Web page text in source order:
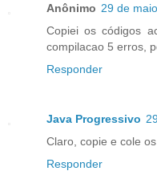
Anônimo 29 de
Copiei os códigos
compilacao 5 erros,
Responder
Java Progressivo
Claro, copie e cole
Responder